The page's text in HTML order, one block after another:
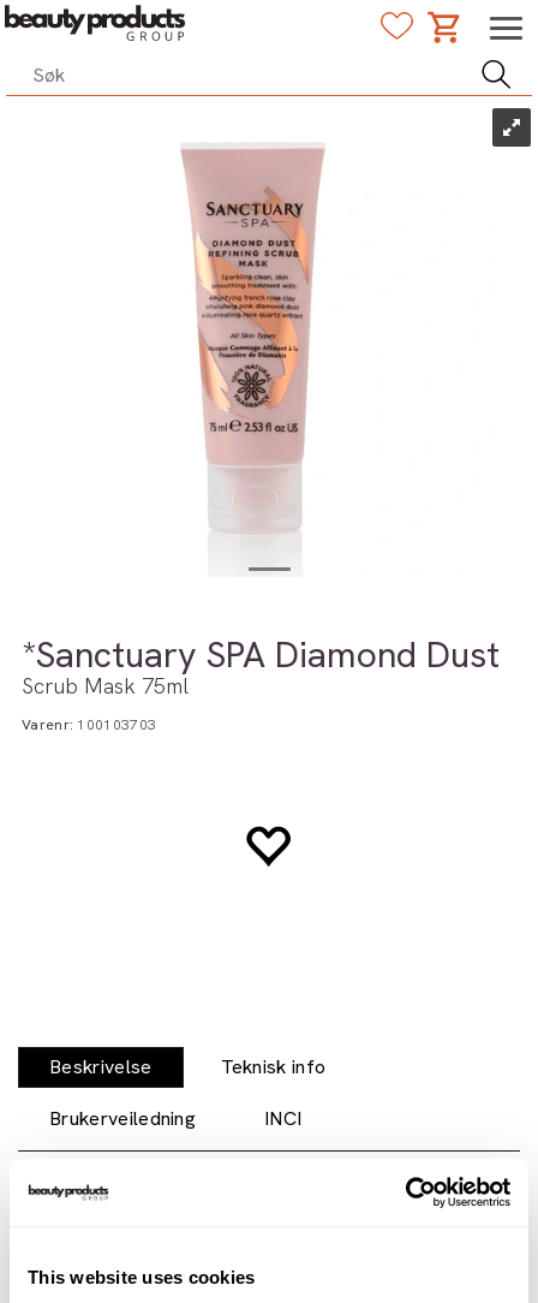
This website uses cookies
*Sanctuary SPA Diamond Dust
Scrub Mask 75ml
Varenr: 100103703
Beskrivelse Teknisk info
Brukerveiledning INCI
Sanctuary Spa Diamond Dust Scrub Mask er en eksklusiv
jobber denne skrubbemasken dypt i huden for å eksfoliere